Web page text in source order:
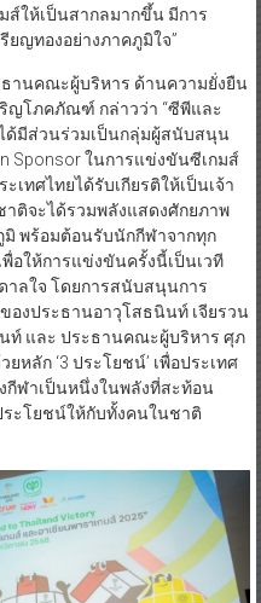
ส์ให้เป็นสากลมากขึ้น มีการ
ยญทองอย่างภาคภูมิใจ”
านคณะผู้บริหาร ด้านความยั่งยืน
ญโภคภัณฑ์ กล่าวว่า “ซีพีและ
ด้มีส่วนร่วมเป็นกลุ่มผู้สนับสนุน
Sponsor ในการแข่งขันซีเกมส์
เทศไทยได้รับเกียรติให้เป็นเจ้า
ติจะได้รวมพลังแสดงศักยภาพ
มิ พร้อมต้อนรับนักกีฬาจากทุก
อให้การแข่งขันครั้งนี้เป็นเวที
ลใจ โดยการสนับสนุนการ
งประธานอาวุโสธนินท์ เจียรวน
ท์ และ ประธานคณะผู้บริหาร ศุภ
หลัก ‘3 ประโยชน์’ เพื่อประเทศ
กีฬาเป็นหนึ่งในพลังที่สะท้อน
ระโยชน์ให้กับทั้งคนในชาติ